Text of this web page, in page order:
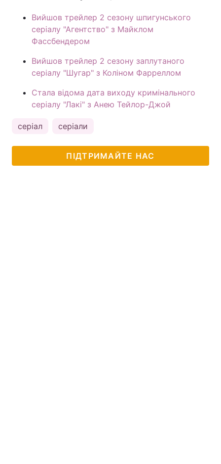
Вийшов трейлер 2 сезону шпигунського
серіалу "Агентство" з Майклом
Фассбендером
Вийшов трейлер 2 сезону заплутаного
серіалу "Шугар" з Коліном Фарреллом
Стала відома дата виходу кримінального
серіалу "Лакі" з Анею Тейлор-Джой
серіал серіали
ПІДТРИМАЙТЕ НАС